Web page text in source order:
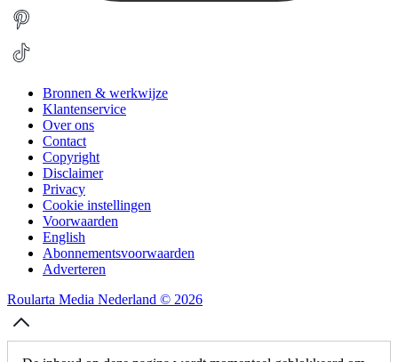
Bronnen & werkwijze
Klantenservice
Over ons
Contact
Copyright
Disclaimer
Privacy
Cookie instellingen
Voorwaarden
English
Abonnementsvoorwaarden
Adverteren
Roularta Media Nederland © 2026